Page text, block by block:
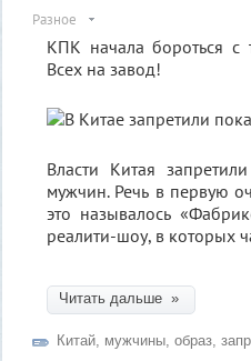
Разное
КПК начала бороться с
Всех на завод!
Власти Китая
мужчин. Речь в первую
это называлось
реалити-шоу, в которых
Читать дальше »
Китай, мужчины, образ,